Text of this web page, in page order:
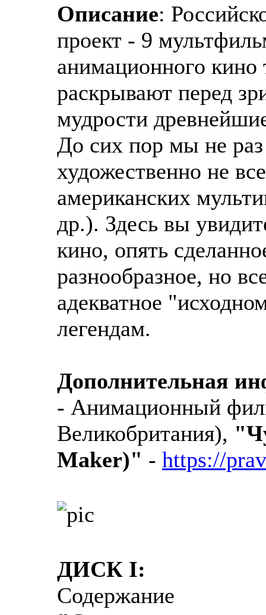
Описание:
проект - 9
анимационного кино
раскрывают перед
мудрости
До сих пор мы не раз
художественно не
американских
др.). Здесь вы
кино, опять
разнообразное, но
адекватное
легендам.
Дополнительная
- Анимационный
Великобритания),
Maker)" - https://
ДИСК I:
Содержание